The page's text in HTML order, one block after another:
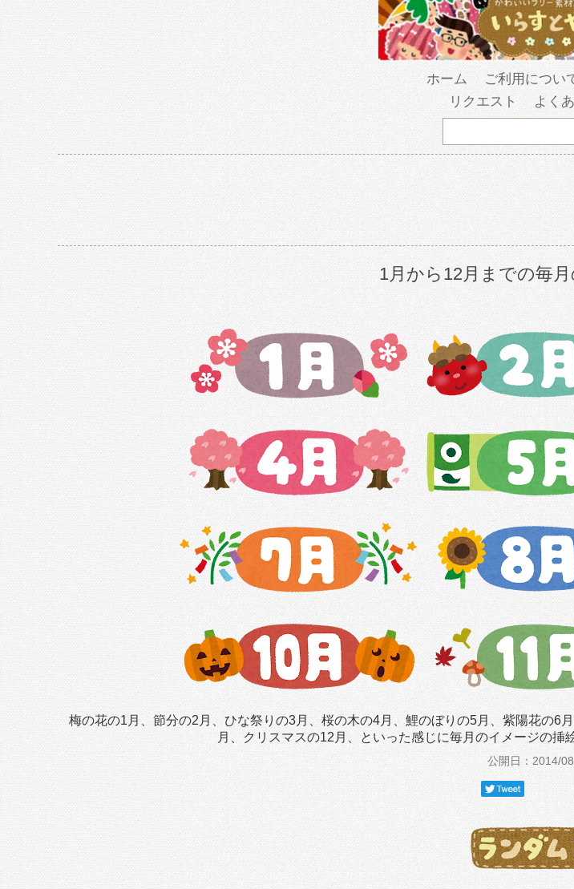
ホーム ご利用につい
リクエスト
よく
1月から12月までの毎
梅の花の1月、節分の2月、ひな祭りの3月、桜の木の4月、鯉のぼりの5月、紫陽花の6
月、クリスマスの12月、といった感じに毎月のイメージの
公開日：2014/